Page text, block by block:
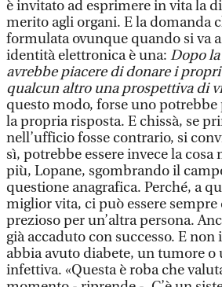
è invitato ad esprimere in vita la
merito agli organi. E la domanda
formulata ovunque quando si va
identità elettronica è una: Dopo
avrebbe piacere di donare i
qualcun altro una prospettiva di
questo modo, forse uno
la propria risposta. E chissà, se
nell’ufficio fosse contrario, si
sì, potrebbe essere invece la
più, Lopane, sgombrando il
questione anagrafica. Perché, a
miglior vita, ci può essere
prezioso per un’altra persona.
già accaduto con successo. E
abbia avuto diabete, un tumore o
infettiva. «Questa è roba che